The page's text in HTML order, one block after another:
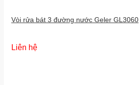
Vòi rửa bát 3 đường nước Geler GL3060
Liên hệ